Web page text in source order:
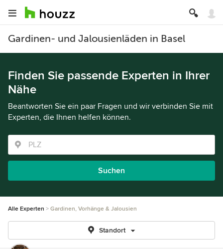
Gardinen- und Jalousienläden in Basel
Finden Sie passende Experten in Ihrer
Nähe
Beantworten Sie ein paar Fragen und wir verbinden Sie mit
Experten, die Ihnen helfen können.
Suchen
Alle Experten Gardinen, Vorhänge & Jalousien
Standort